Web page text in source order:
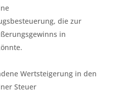
die zur
in
Wertsteigerung in den
Steuer